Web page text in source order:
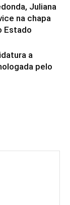
Juliana
na chapa
Estado
a
pelo